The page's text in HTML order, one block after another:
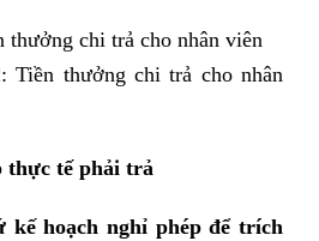
chi trả cho nhân viên
Tiền thưởng chi trả cho nhân
thực tế phải trả
kế hoạch nghỉ phép để trích